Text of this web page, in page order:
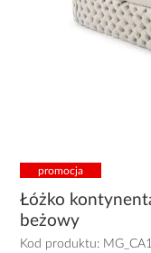
promocja
Łóżko
beżowy
Kod produktu: